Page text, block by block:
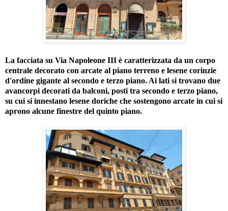
La facciata su Via Napoleone III è caratterizzata da un corpo
centrale decorato con arcate al piano terreno e lesene corinzie
d'ordine gigante al secondo e terzo piano. Ai lati si trovano due
avancorpi decorati da balconi, posti tra secondo e terzo piano,
su cui si innestano lesene doriche che sostengono arcate in cui si
aprono alcune finestre del quinto piano.